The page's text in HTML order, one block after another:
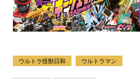
ウルトラ怪獣日和 ウルトラマン